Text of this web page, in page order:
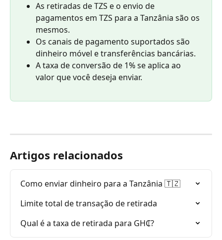
As retiradas de TZS e o envio de
pagamentos em TZS para a Tanzânia são os
mesmos.
Os canais de pagamento suportados são
dinheiro móvel e transferências bancárias.
A taxa de conversão de 1% se aplica ao
valor que você deseja enviar.
Artigos relacionados
Como enviar dinheiro para a Tanzânia 🇹🇿
Limite total de transação de retirada
Qual é a taxa de retirada para GH₵?